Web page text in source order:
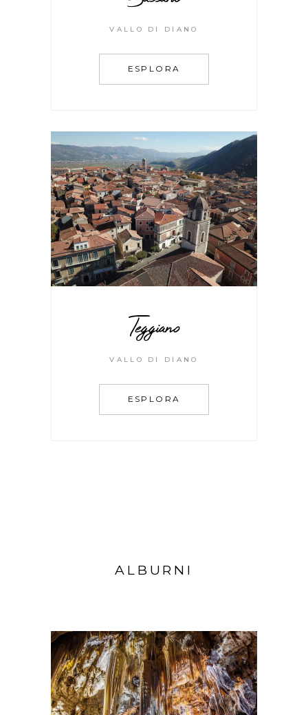
VALLO DI DIANO
ESPLORA
Teggiano
VALLO DI DIANO
ESPLORA
ALBURNI